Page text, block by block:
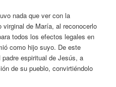
nada que ver con la
de María, al reconocerlo
todos los efectos legales en
como hijo suyo. De este
espiritual de Jesús, a
de su pueblo, convirtiéndolo